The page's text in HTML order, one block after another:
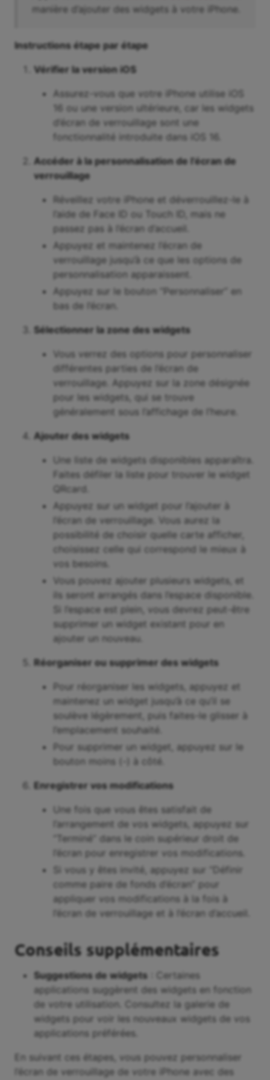
manière d’ajouter des widgets à votre iPhone.
Instructions étape par étape
Vérifier la version iOS
Assurez-vous que votre iPhone utilise iOS
16 ou une version ultérieure, car les widgets
d’écran de verrouillage sont une
fonctionnalité introduite dans iOS 16.
Accéder à la personnalisation de l’écran de
verrouillage
Réveillez votre iPhone et déverrouillez-le à
l’aide de Face ID ou Touch ID, mais ne
passez pas à l’écran d’accueil.
Appuyez et maintenez l’écran de
verrouillage jusqu’à ce que les options de
personnalisation apparaissent.
Appuyez sur le bouton “Personnaliser” en
bas de l’écran.
Sélectionner la zone des widgets
Vous verrez des options pour personnaliser
différentes parties de l’écran de
verrouillage. Appuyez sur la zone désignée
pour les widgets, qui se trouve
généralement sous l’affichage de l’heure.
Ajouter des widgets
Une liste de widgets disponibles apparaîtra.
Faites défiler la liste pour trouver le widget
QRcard.
Appuyez sur un widget pour l’ajouter à
l’écran de verrouillage. Vous aurez la
possibilité de choisir quelle carte afficher,
choisissez celle qui correspond le mieux à
vos besoins.
Vous pouvez ajouter plusieurs widgets, et
ils seront arrangés dans l’espace disponible.
Si l’espace est plein, vous devrez peut-être
supprimer un widget existant pour en
ajouter un nouveau.
Réorganiser ou supprimer des widgets
Pour réorganiser les widgets, appuyez et
maintenez un widget jusqu’à ce qu’il se
soulève légèrement, puis faites-le glisser à
l’emplacement souhaité.
Pour supprimer un widget, appuyez sur le
bouton moins (-) à côté.
Enregistrer vos modifications
Une fois que vous êtes satisfait de
l’arrangement de vos widgets, appuyez sur
“Terminé” dans le coin supérieur droit de
l’écran pour enregistrer vos modifications.
Si vous y êtes invité, appuyez sur “Définir
comme paire de fonds d’écran” pour
appliquer vos modifications à la fois à
l’écran de verrouillage et à l’écran d’accueil.
Conseils supplémentaires
Suggestions de widgets : Certaines
applications suggèrent des widgets en fonction
de votre utilisation. Consultez la galerie de
widgets pour voir les nouveaux widgets de vos
applications préférées.
En suivant ces étapes, vous pouvez personnaliser
l’écran de verrouillage de votre iPhone avec des